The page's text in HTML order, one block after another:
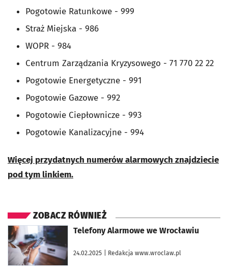
Pogotowie Ratunkowe - 999
Straż Miejska - 986
WOPR - 984
Centrum Zarządzania Kryzysowego - 71 770 22 22
Pogotowie Energetyczne - 991
Pogotowie Gazowe - 992
Pogotowie Ciepłownicze - 993
Pogotowie Kanalizacyjne - 994
Więcej przydatnych numerów alarmowych znajdziecie
pod tym linkiem.
ZOBACZ RÓWNIEŻ
Telefony Alarmowe we Wrocławiu
24.02.2025 | Redakcja www.wroclaw.pl
otworzy się w nowej karcie